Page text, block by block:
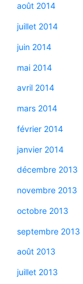
août 2014
juillet 2014
juin 2014
mai 2014
avril 2014
mars 2014
février 2014
janvier 2014
décembre 2013
novembre 2013
octobre 2013
septembre 2013
août 2013
juillet 2013